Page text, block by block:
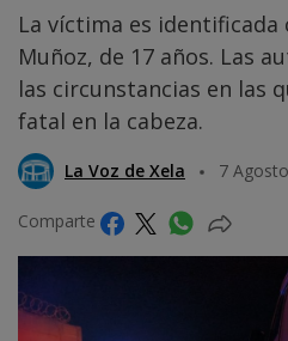
La víctima es identificada
Muñoz, de 17 años. Las
las circunstancias en las
fatal en la cabeza.
La Voz de Xela 7
Comparte